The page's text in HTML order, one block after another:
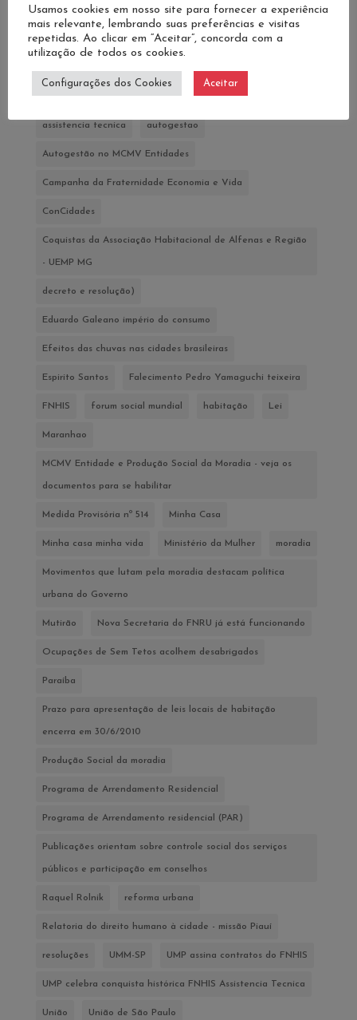
31 de Maio: dia Nacional de Luta por Políticas Públicas com
Participação Popular - contra a Criminalização dos
Movimentos Sociais.
assistencia tecnica autogestao
Autogestão no MCMV Entidades
Campanha da Fraternidade Economia e Vida
ConCidades
Coquistas da Associação Habitacional de Alfenas e Região
- UEMP MG
decreto e resolução)
Eduardo Galeano império do consumo
Efeitos das chuvas nas cidades brasileiras
Espirito Santos Falecimento Pedro Yamaguchi teixeira
FNHIS forum social mundial habitação Lei
Maranhao
MCMV Entidade e Produção Social da Moradia - veja os
documentos para se habilitar
Medida Provisória nº 514 Minha Casa
Minha casa minha vida Ministério da Mulher moradia
Movimentos que lutam pela moradia destacam política
urbana do Governo
Mutirão Nova Secretaria do FNRU já está funcionando
Ocupações de Sem Tetos acolhem desabrigados
Paraíba
Prazo para apresentação de leis locais de habitação
encerra em 30/6/2010
Produção Social da moradia
Programa de Arrendamento Residencial
Programa de Arrendamento residencial (PAR)
Publicações orientam sobre controle social dos serviços
públicos e participação em conselhos
Raquel Rolnik reforma urbana
Relatoria do direito humano à cidade - missão Piauí
resoluções UMM-SP UMP assina contratos do FNHIS
UMP celebra conquista histórica FNHIS Assistencia Tecnica
União União de São Paulo
Usamos cookies em nosso site para fornecer a experiência
mais relevante, lembrando suas preferências e visitas
repetidas. Ao clicar em “Aceitar”, concorda com a
utilização de todos os cookies.
Configurações dos Cookies Aceitar